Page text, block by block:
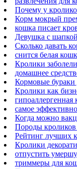
Почему у
Корм мокрый
кошка писает
Девушка с
Сколько давать
снится белая
Кролики
домашнее
Кормовые бураки
Кролики как
гипоаллергенная
самое
Когда можно
Породы кроликов
Рейтинг лучших
Кролики
отпустить
триммеры для